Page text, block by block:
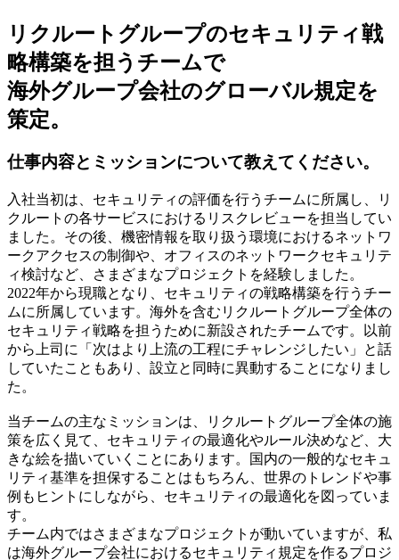
リクルートグループのセキュリティ戦
略構築を担うチームで
海外グループ会社のグローバル規定を
策定。
仕事内容とミッションについて教えてください。
入社当初は、セキュリティの評価を行うチームに所属し、リ
クルートの各サービスにおけるリスクレビューを担当してい
ました。その後、機密情報を取り扱う環境におけるネットワ
ークアクセスの制御や、オフィスのネットワークセキュリテ
ィ検討など、さまざまなプロジェクトを経験しました。
2022年から現職となり、セキュリティの戦略構築を行うチー
ムに所属しています。海外を含むリクルートグループ全体の
セキュリティ戦略を担うために新設されたチームです。以前
から上司に「次はより上流の工程にチャレンジしたい」と話
していたこともあり、設立と同時に異動することになりまし
た。
当チームの主なミッションは、リクルートグループ全体の施
策を広く見て、セキュリティの最適化やルール決めなど、大
きな絵を描いていくことにあります。国内の一般的なセキュ
リティ基準を担保することはもちろん、世界のトレンドや事
例もヒントにしながら、セキュリティの最適化を図っていま
す。
チーム内ではさまざまなプロジェクトが動いていますが、私
は海外グループ会社におけるセキュリティ規定を作るプロジ